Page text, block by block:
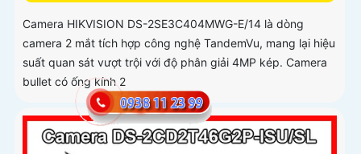
Camera HIKVISION DS-2SE3C404MWG-E/14 là dòng
camera 2 mắt tích hợp công nghệ TandemVu, mang lại hiệu
suất quan sát vượt trội với độ phân giải 4MP kép. Camera
bullet có ống kính 2